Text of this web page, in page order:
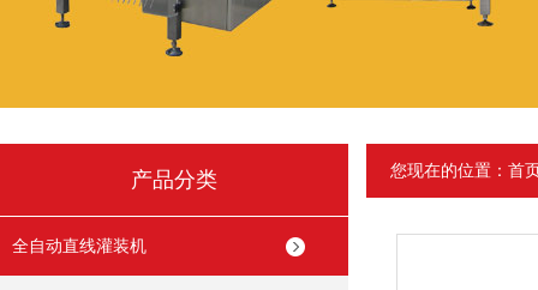
产品分类
全自动直线灌装机
您现在的位置： 首